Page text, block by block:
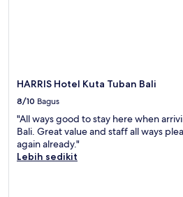
HARRIS Hotel Kuta Tuban Bali
8/10 Bagus
"All ways good to stay here when
Bali. Great value and staff all ways
again already."
Lebih sedikit